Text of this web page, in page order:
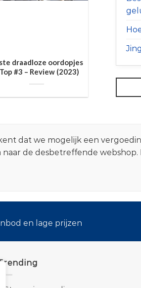
draadloze oordopjes
#3 – Review (2023)
dat we mogelijk een
de desbetreffende
en lage prijzen